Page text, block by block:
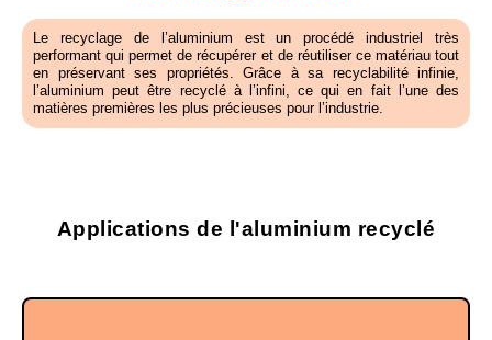
Le recyclage de l’aluminium est un procédé industriel très
performant qui permet de récupérer et de réutiliser ce matériau tout
en préservant ses propriétés. Grâce à sa recyclabilité infinie,
l’aluminium peut être recyclé à l’infini, ce qui en fait l’une des
matières premières les plus précieuses pour l’industrie.
Applications de l'aluminium recyclé